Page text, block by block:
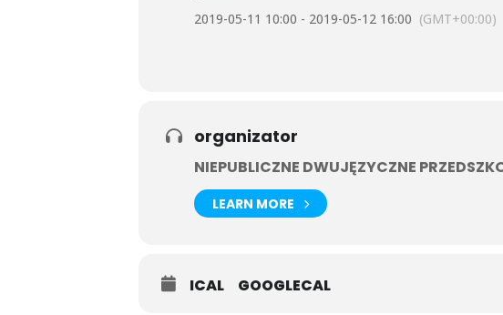
2019-05-11 10:00 - 2019-05-12 16:00 (GMT+00:00)
organizator
NIEPUBLICZNE DWUJĘZYCZNE
LEARN MORE
ICAL GOOGLECAL